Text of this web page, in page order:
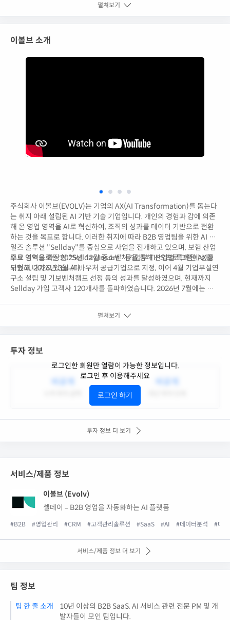
펼쳐보기
이볼브 소개
주식회사 이볼브(EVOLV)는 기업의 AX(AI Transformation)를 돕는다
는 취지 아래 설립된 AI 기반 기술 기업입니다. 개인의 경험과 감에 의존
해 온 영업 영역을 AI로 혁신하여, 조직의 성과를 데이터 기반으로 전환
하는 것을 목표로 합니다. 이러한 취지에 따라 B2B 영업팀을 위한 AI 세
일즈 솔루션 "Sellday"를 중심으로 사업을 전개하고 있으며, 보험 산업
으로 영역을 확장한 "Sellday Insure" 등을 통해 산업별 특화된 AX를
구현해 나가고 있습니다.
주요 연혁으로는 2025년 12월 중소벤처기업부 TIPS 프로그램에 선정
되었고, 2026년 3월 AI 바우처 공급기업으로 지정, 이어 4월 기업부설연
구소 설립 및 기보벤처캠프 선정 등의 성과를 달성하였으며, 현재까지
Sellday 가입 고객사 120개사를 돌파하였습니다. 2026년 7월에는 보
펼쳐보기
투자 정보
로그인한 회원만 열람이 가능한 정보입니다.
로그인 후 이용해주세요
로그인 하기
투자 정보 더 보기
서비스/제품 정보
이볼브 (Evolv)
셀데이 – B2B 영업을 자동화하는 AI 플랫폼
#B2B #영업관리 #CRM #고객관리솔루션 #SaaS #AI #데이터분석 #마
서비스/제품 정보 더 보기
팀 정보
팀 한 줄 소개
10년 이상의 B2B SaaS, AI 서비스 관련 전문 PM 및 개
발자들이 모인 팀입니다.